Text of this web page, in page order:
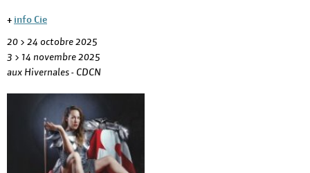
+ info Cie
20 > 24 octobre 2025
3 > 14 novembre 2025
aux Hivernales - CDCN